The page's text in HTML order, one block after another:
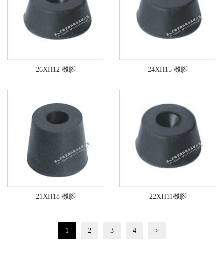
26XH12 機腳 24XH15 機腳
21XH18 機腳 22XH11機腳
1 2 3 4 >